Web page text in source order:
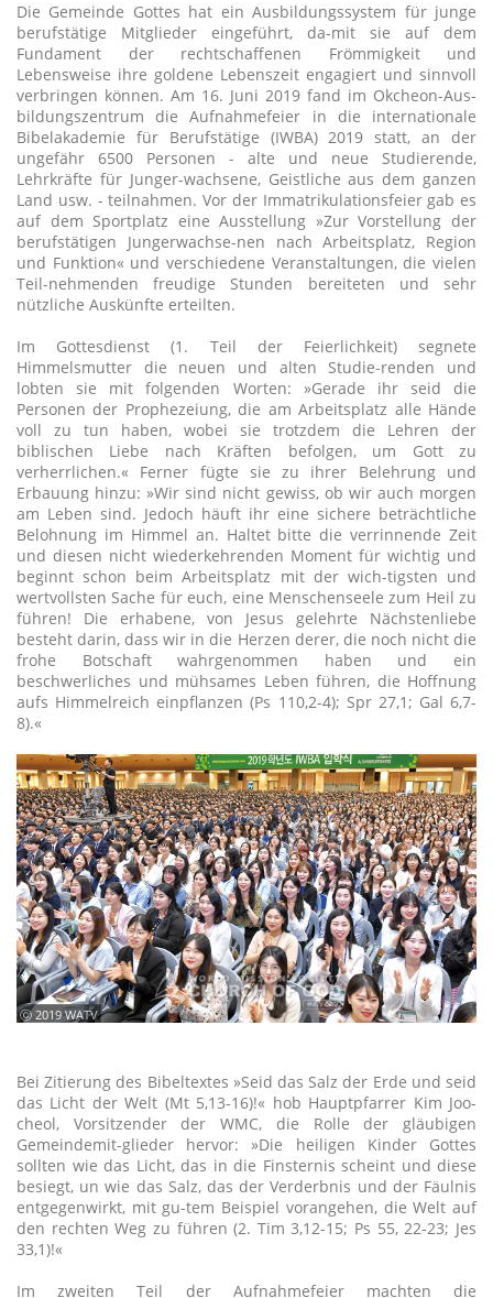
Die Gemeinde Gottes hat ein Ausbildungssystem für junge
berufstätige Mitglieder eingeführt, da-mit sie auf dem
Fundament der rechtschaffenen Frömmigkeit und
Lebensweise ihre goldene Lebenszeit engagiert und sinnvoll
verbringen können. Am 16. Juni 2019 fand im Okcheon-Aus-
bildungszentrum die Aufnahmefeier in die internationale
Bibelakademie für Berufstätige (IWBA) 2019 statt, an der
ungefähr 6500 Personen - alte und neue Studierende,
Lehrkräfte für Junger-wachsene, Geistliche aus dem ganzen
Land usw. - teilnahmen. Vor der Immatrikulationsfeier gab es
auf dem Sportplatz eine Ausstellung »Zur Vorstellung der
berufstätigen Jungerwachse-nen nach Arbeitsplatz, Region
und Funktion« und verschiedene Veranstaltungen, die vielen
Teil-nehmenden freudige Stunden bereiteten und sehr
nützliche Auskünfte erteilten.
Im Gottesdienst (1. Teil der Feierlichkeit) segnete
Himmelsmutter die neuen und alten Studie-renden und
lobten sie mit folgenden Worten: »Gerade ihr seid die
Personen der Prophezeiung, die am Arbeitsplatz alle Hände
voll zu tun haben, wobei sie trotzdem die Lehren der
biblischen Liebe nach Kräften befolgen, um Gott zu
verherrlichen.« Ferner fügte sie zu ihrer Belehrung und
Erbauung hinzu: »Wir sind nicht gewiss, ob wir auch morgen
am Leben sind. Jedoch häuft ihr eine sichere beträchtliche
Belohnung im Himmel an. Haltet bitte die verrinnende Zeit
und diesen nicht wiederkehrenden Moment für wichtig und
beginnt schon beim Arbeitsplatz mit der wich-tigsten und
wertvollsten Sache für euch, eine Menschenseele zum Heil zu
führen! Die erhabene, von Jesus gelehrte Nächstenliebe
besteht darin, dass wir in die Herzen derer, die noch nicht die
frohe Botschaft wahrgenommen haben und ein
beschwerliches und mühsames Leben führen, die Hoffnung
aufs Himmelreich einpflanzen (Ps 110,2-4); Spr 27,1; Gal 6,7-
8).«
ⓒ 2019 WATV
Bei Zitierung des Bibeltextes »Seid das Salz der Erde und seid
das Licht der Welt (Mt 5,13-16)!« hob Hauptpfarrer Kim Joo-
cheol, Vorsitzender der WMC, die Rolle der gläubigen
Gemeindemit-glieder hervor: »Die heiligen Kinder Gottes
sollten wie das Licht, das in die Finsternis scheint und diese
besiegt, un wie das Salz, das der Verderbnis und der Fäulnis
entgegenwirkt, mit gu-tem Beispiel vorangehen, die Welt auf
den rechten Weg zu führen (2. Tim 3,12-15; Ps 55, 22-23; Jes
33,1)!«
Im zweiten Teil der Aufnahmefeier machten die